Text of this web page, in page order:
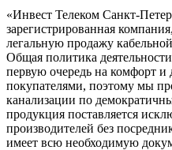
«Инвест Телеком Санкт-
зарегистрированная
легальную продажу
Общая политика
первую очередь на комфорт и
покупателями, поэтому мы
канализации по
продукция поставляется
производителей без
имеет всю необходимую